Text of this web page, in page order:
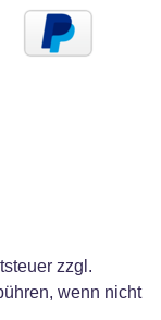
zzgl.
wenn nicht